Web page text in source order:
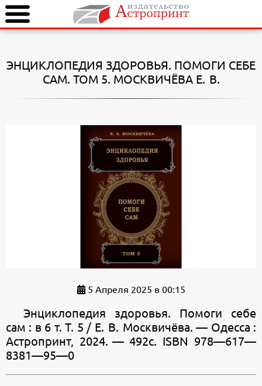
ЭНЦИКЛОПЕДИЯ ЗДОРОВЬЯ. ПОМОГИ СЕБЕ
САМ. ТОМ 5. МОСКВИЧЁВА Е. В.
5 Апреля 2025 в 00:15
Энциклопедия здоровья. Помоги себе
сам : в 6 т. Т. 5 / Е. В. Москвичёва. — Одесса :
Астропринт, 2024. — 492с. ISBN 978—617—
8381—95—0